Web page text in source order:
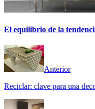
El equilibrio de la
Anterior
Reciclar: clave para una